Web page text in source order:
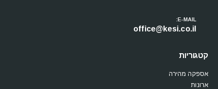
E-MAIL:
office@kesi.co.il
קטגוריות
אספקה מהירה
ארונות